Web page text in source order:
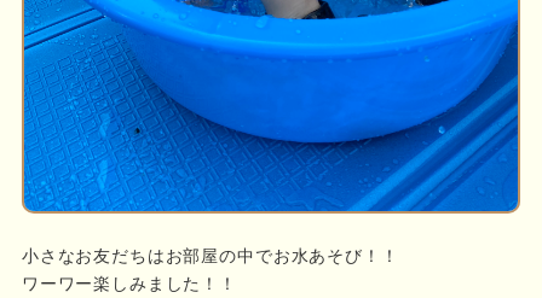
小さなお友だちはお部屋の中でお水あそび！！
ワーワー楽しみました！！